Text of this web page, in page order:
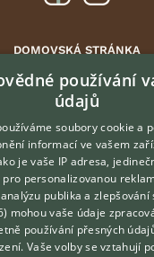
DOMOVSKÁ STRÁNKA
INZERCE
DISKUSE
ČLÁNKY
ATLAS
O nás
Kontakt
Možnosti zvýraznění inzerátů
Hledáte
Zdarma vám
VETERINÁŘ
používání
údajů
soubory cookie a
informací ve vašem
je vaše IP adresa,
personalizovanou
publika a zlepšování
mohou vaše údaje
používání přesných
Vaše volby se vztahují